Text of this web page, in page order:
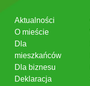
Aktualności
O mieście
Dla
mieszkańców
Dla biznesu
Deklaracja